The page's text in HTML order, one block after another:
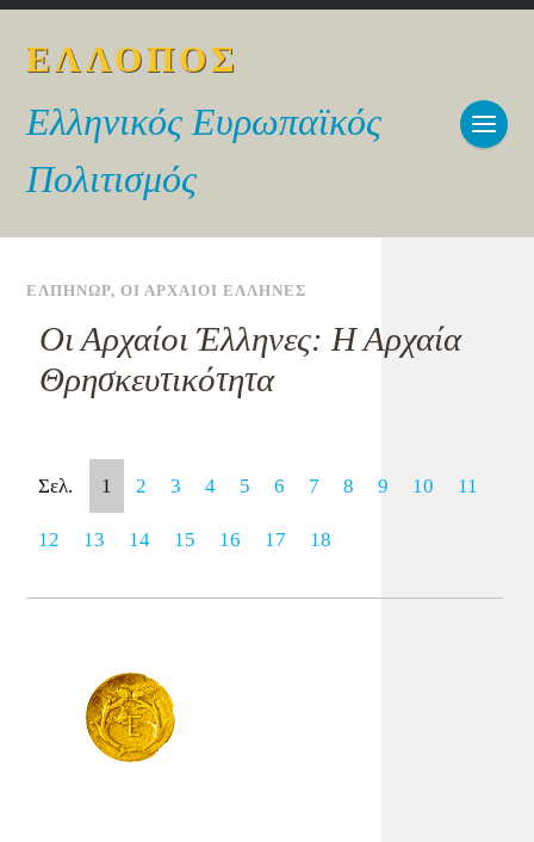
ΕΛΛΟΠΟΣ
Ελληνικός Ευρωπαϊκός
Πολιτισμός
ΕΛΠΗΝΩΡ,ΟΙ ΑΡΧΑΙΟΙ ΕΛΛΗΝΕΣ
Οι Αρχαίοι Έλληνες: Η Αρχαία
Θρησκευτικότητα
Σελ. 1 2 3 4 5 6 7 8 9 10 11
12 13 14 15 16 17 18